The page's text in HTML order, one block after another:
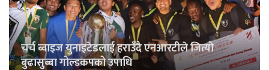
चर्च ब्वाइज युनाइटेडलाई हराउँदै एनआरटीले जित्यो
बुढासुब्बा गोल्डकपको उपाधि